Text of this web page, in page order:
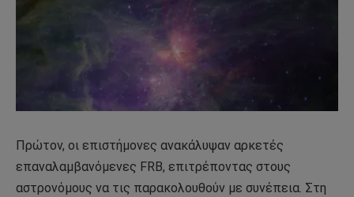
Πρώτον, οι επιστήμονες ανακάλυψαν αρκετές
επαναλαμβανόμενες FRB, επιτρέποντας στους
αστρονόμους να τις παρακολουθούν με συνέπεια. Στη